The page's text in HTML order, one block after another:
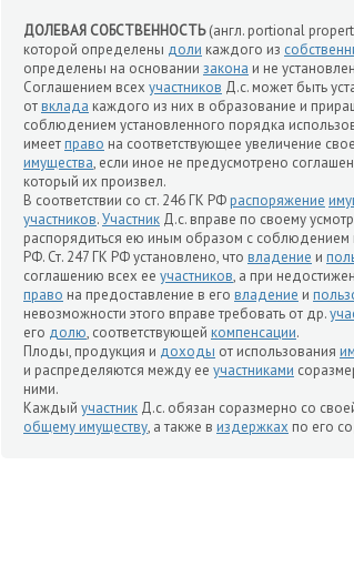
ДОЛЕВАЯ СОБСТВЕННОСТЬ(англ. portional
которой определены доли каждого из
определены на основании закона и не
Соглашением всех участников Д.с. может быть
отвклада каждого из них в образование и
соблюдением установленного порядка
имеетправо на соответствующее увеличение
имущества, если иное не предусмотрено
который их произвел.
В соответствии со ст. 246 ГК РФраспоряжение
участников.Участник Д.с. вправе по своему
распорядиться ею иным образом с соблюдением
РФ. Ст. 247 ГК РФ установлено, что владение и
соглашению всех ее участников, а при
право на предоставление в его владение и
невозможности этого вправе требовать от др.
его долю, соответствующей компенсации.
Плоды, продукция и доходы от использования
и распределяются между ее участниками
ними.
Каждый участник Д.с. обязан соразмерно со
общему имуществу, а также в издержках по его